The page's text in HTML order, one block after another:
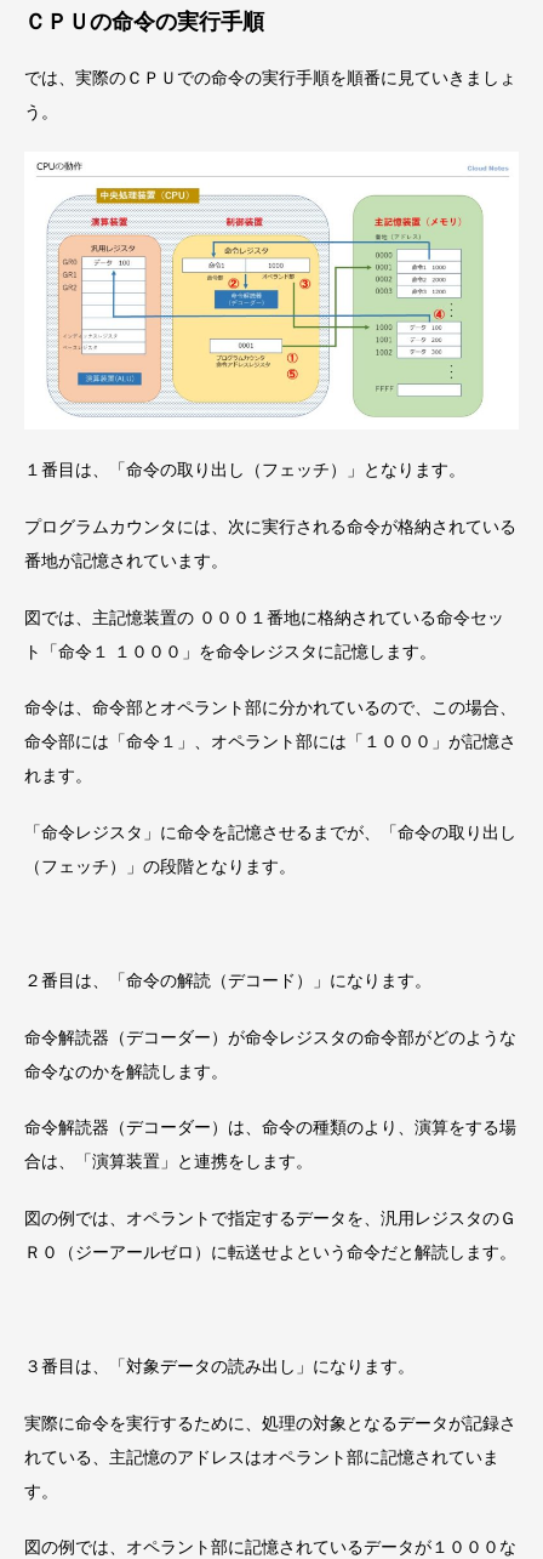
ＣＰＵの命令の実行手順
では、実際のＣＰＵでの命令の実行手順を順番に見ていきましょ
う。
１番目は、「命令の取り出し（フェッチ）」となります。
プログラムカウンタには、次に実行される命令が格納されている
番地が記憶されています。
図では、主記憶装置の ０００１番地に格納されている命令セッ
ト「命令１ １０００」を命令レジスタに記憶します。
命令は、命令部とオペラント部に分かれているので、この場合、
命令部には「命令１」、オペラント部には「１０００」が記憶さ
れます。
「命令レジスタ」に命令を記憶させるまでが、「命令の取り出し
（フェッチ）」の段階となります。
２番目は、「命令の解読（デコード）」になります。
命令解読器（デコーダー）が命令レジスタの命令部がどのような
命令なのかを解読します。
命令解読器（デコーダー）は、命令の種類のより、演算をする場
合は、「演算装置」と連携をします。
図の例では、オペラントで指定するデータを、汎用レジスタのＧ
Ｒ０（ジーアールゼロ）に転送せよという命令だと解読します。
３番目は、「対象データの読み出し」になります。
実際に命令を実行するために、処理の対象となるデータが記録さ
れている、主記憶のアドレスはオペラント部に記憶されていま
す。
図の例では、オペラント部に記憶されているデータが１０００な